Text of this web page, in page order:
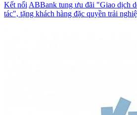
Kết nốiABBank tung ưu đãi "Giao dịch
tác", tặng khách hàng đặc quyền trải